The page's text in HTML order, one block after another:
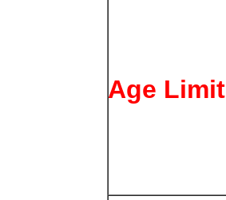
Age Limit